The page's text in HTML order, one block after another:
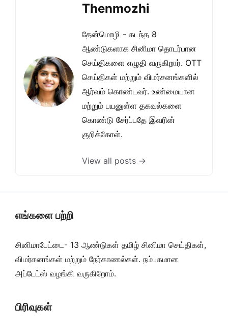
Thenmozhi
தேன்மொழி - கடந்த 8
ஆண்டுகளாக சினிமா தொடர்பான
செய்திகளை எழுதி வருகிறார். OTT
செய்திகள் மற்றும் விமர்சனங்களில்
ஆர்வம் கொண்டவர். உண்மையான
மற்றும் பயனுள்ள தகவல்களை
கொண்டு சேர்ப்பதே இவரின்
குறிக்கோள்.
View all posts →
எங்களை பற்றி
சினிமாபேட்டை- 13 ஆண்டுகள் தமிழ் சினிமா செய்திகள்,
விமர்சனங்கள் மற்றும் நேர்காணல்கள். நம்பகமான
அப்டேட்ஸ் வழங்கி வருகிறோம்.
பிரிவுகள்